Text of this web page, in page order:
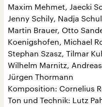
Maxim Mehmet, Jaecki
Jenny Schily, Nadja
Martin Brauer, Otto
Koenigshofen, Michael
Stephan Szasz, Tilmar
Wilhelm Marnitz,
Jürgen Thormann
Komposition: Cornelius
Ton und Technik: Lutz